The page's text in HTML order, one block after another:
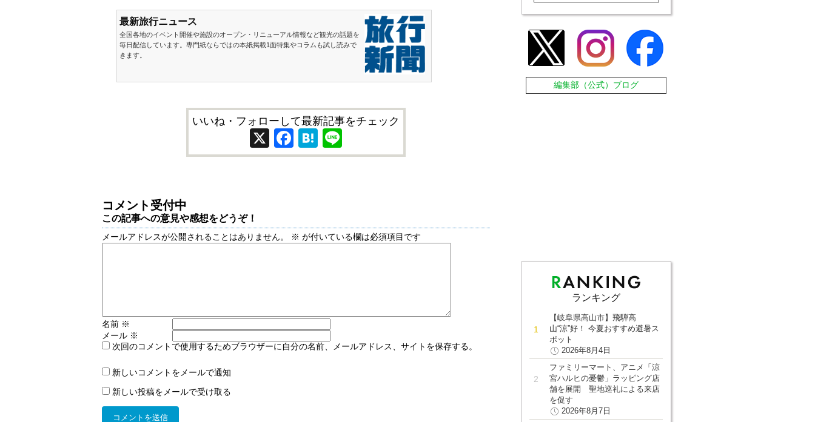
最新旅行ニュース
全国各地のイベント開催や施設のオープン・リニューアル情報など観光の話題を
毎日配信しています。専門紙ならではの本紙掲載1面特集やコラムも試し読みで
きます。
いいね・フォローして最新記事をチェック
X Facebook
Hatena
コメント受付中
この記事への意見や感想をどうぞ！
メールアドレスが公開されることはありません。 ※ が付いている欄は必須項目です
名前 ※
メール ※
次回のコメントで使用するためブラウザーに自分の名前、メールアドレス、サイトを保存する。
新しいコメントをメールで通知
新しい投稿をメールで受け取る
編集部（公式）ブログ
ランキング
【岐阜県高山市】飛騨高
山“涼”好！ 今夏おすすめ避暑ス
ポット
2026年8月4日
ファミリーマート、アニメ「涼
宮ハルヒの憂鬱」ラッピング店
舗を展開 聖地巡礼による来店
を促す
2026年8月7日